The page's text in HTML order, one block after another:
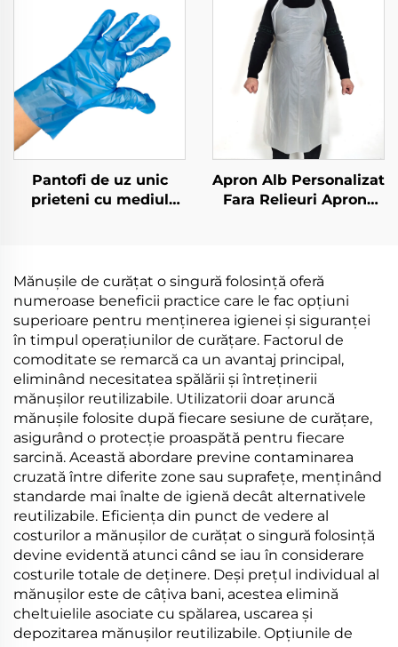
materiale PLA PBAT
amiloză
material PLA PBAT
amidoară de porumb
Pantofi de uz unic
prieteni cu mediul
materiale PLA PBAT
amido de porumb
Apron Alb Personalizat
Fara Relieuri Aprons
Mănușile de curățat o singură folosință oferă
numeroase beneficii practice care le fac opțiuni
superioare pentru menținerea igienei și siguranței
în timpul operațiunilor de curățare. Factorul de
comoditate se remarcă ca un avantaj principal,
eliminând necesitatea spălării și întreținerii
mănușilor reutilizabile. Utilizatorii doar aruncă
mănușile folosite după fiecare sesiune de curățare,
asigurând o protecție proaspătă pentru fiecare
sarcină. Această abordare previne contaminarea
cruzată între diferite zone sau suprafețe, menținând
standarde mai înalte de igienă decât alternativele
reutilizabile. Eficiența din punct de vedere al
costurilor a mănușilor de curățat o singură folosință
devine evidentă atunci când se iau în considerare
costurile totale de deținere. Deși prețul individual al
mănușilor este de câțiva bani, acestea elimină
cheltuielile asociate cu spălarea, uscarea și
depozitarea mănușilor reutilizabile. Opțiunile de